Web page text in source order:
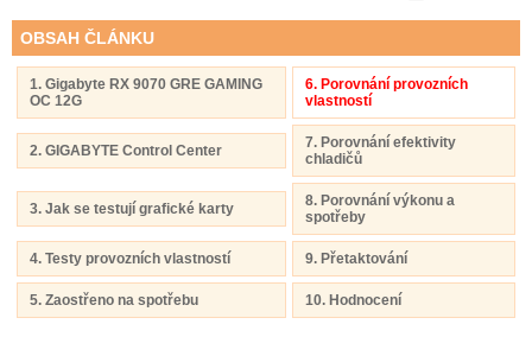
OBSAH ČLÁNKU
1. Gigabyte RX 9070 GRE GAMING
OC 12G
6. Porovnání provozních
vlastností
2. GIGABYTE Control Center
7. Porovnání efektivity
chladičů
3. Jak se testují grafické karty
8. Porovnání výkonu a
spotřeby
4. Testy provozních vlastností 9. Přetaktování
5. Zaostřeno na spotřebu 10. Hodnocení